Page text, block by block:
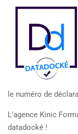
le numéro de
L’agence Kinic
datadocké !